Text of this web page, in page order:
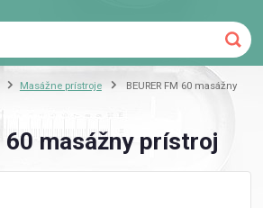
Masážne prístroje
BEURER FM 60 masážny
60 masážny prístroj